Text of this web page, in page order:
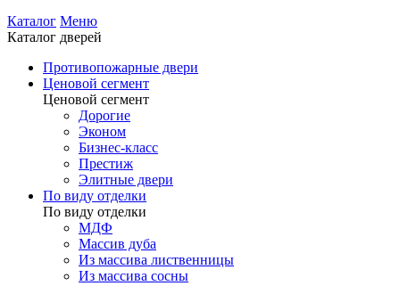
Каталог Меню
Каталог дверей
Противопожарные двери
Ценовой сегмент
Ценовой сегмент
Дорогие
Эконом
Бизнес-класс
Престиж
Элитные двери
По виду отделки
По виду отделки
МДФ
Массив дуба
Из массива лиственницы
Из массива сосны